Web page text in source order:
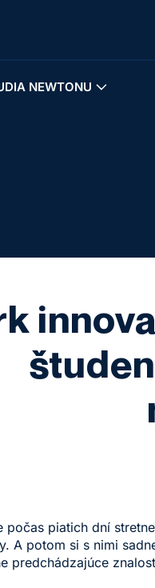
NEWTONU
počas piatich dní
A potom si s nimi
predchádzajúce